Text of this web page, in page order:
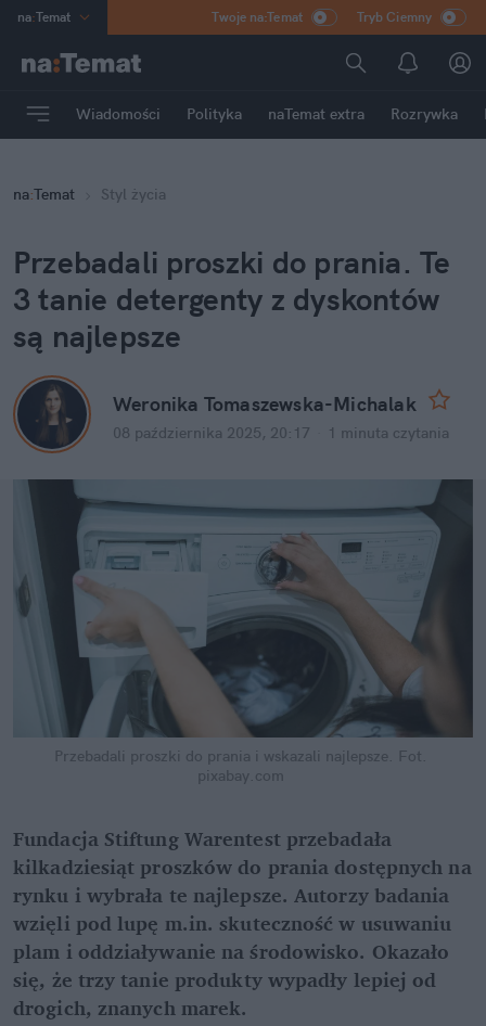
na:Temat
Poland
mama
Rozrywka
Twoje na:Temat Tryb Ciemny
Wiadomości Polityka naTemat extra Rozrywka
na:Temat Styl życia
Przebadali proszki do prania. Te
3 tanie detergenty z dyskontów
są najlepsze
Weronika Tomaszewska-Michalak
08 października 2025, 20:17 1 minuta czytania
Przebadali proszki do prania i wskazali najlepsze. Fot.
pixabay.com
Fundacja Stiftung Warentest przebadała
kilkadziesiąt proszków do prania dostępnych na
rynku i wybrała te najlepsze. Autorzy badania
wzięli pod lupę m.in. skuteczność w usuwaniu
plam i oddziaływanie na środowisko. Okazało
się, że trzy tanie produkty wypadły lepiej od
drogich, znanych marek.